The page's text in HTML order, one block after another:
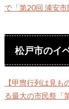
で「第20回 浦安
松戸市のイ
【甲冑行列は見
る最大の市民祭「